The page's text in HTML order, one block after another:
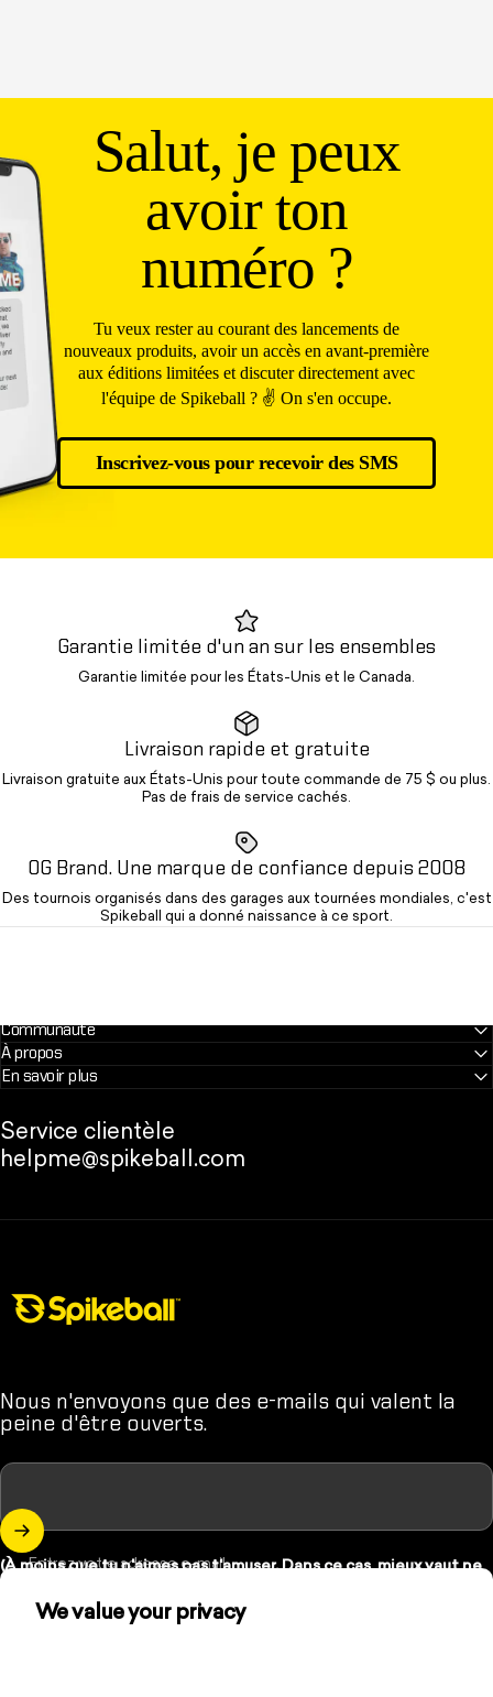
We value your privacy
Salut, je peux
avoir ton
numéro ?
Tu veux rester au courant des lancements de
nouveaux produits, avoir un accès en avant-première
aux éditions limitées et discuter directement avec
l'équipe de Spikeball ? ✌️ On s'en occupe.
Inscrivez-vous pour recevoir des SMS
Garantie limitée d'un an sur les ensembles
Garantie limitée pour les États-Unis et le Canada.
Livraison rapide et gratuite
Livraison gratuite aux États-Unis pour toute commande de 75 $ ou plus.
Pas de frais de service cachés.
OG Brand. Une marque de confiance depuis 2008
Des tournois organisés dans des garages aux tournées mondiales, c'est
Spikeball qui a donné naissance à ce sport.
Communauté
À propos
En savoir plus
Service clientèle
helpme@spikeball.com
Nous n'envoyons que des e-mails qui valent la
peine d'être ouverts.
Entrez votre adresse e-mail
(À moins que tu n'aimes pas t'amuser. Dans ce cas, mieux vaut ne
pas t'inscrire.)